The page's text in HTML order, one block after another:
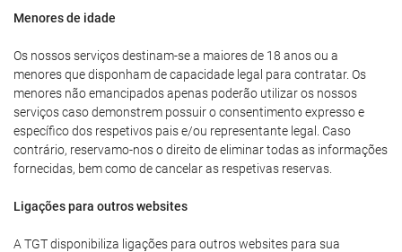
Menores de idade
Os nossos serviços destinam-se a maiores de 18 anos ou a
menores que disponham de capacidade legal para contratar. Os
menores não emancipados apenas poderão utilizar os nossos
serviços caso demonstrem possuir o consentimento expresso e
específico dos respetivos pais e/ou representante legal. Caso
contrário, reservamo-nos o direito de eliminar todas as informações
fornecidas, bem como de cancelar as respetivas reservas.
Ligações para outros websites
A TGT disponibiliza ligações para outros websites para sua